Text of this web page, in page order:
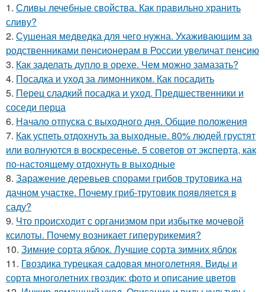
1. Сливы лечебные свойства. Как правильно хранить
сливу?
2. Сушеная медведка для чего нужна. Ухаживающим за
родственниками пенсионерам в России увеличат пенсию
3. Как заделать дупло в орехе. Чем можно замазать?
4. Посадка и уход за лимонником. Как посадить
5. Перец сладкий посадка и уход. Предшественники и
соседи перца
6. Начало отпуска с выходного дня. Общие положения
7. Как успеть отдохнуть за выходные. 80% людей грустят
или волнуются в воскресенье. 5 советов от эксперта, как
по-настоящему отдохнуть в выходные
8. Заражение деревьев спорами грибов трутовика на
дачном участке. Почему гриб-трутовик появляется в
саду?
9. Что происходит с организмом при избытке мочевой
ксилоты. Почему возникает гиперурикемия?
10. Зимние сорта яблок. Лучшие сорта зимних яблок
11. Гвоздика турецкая садовая многолетняя. Виды и
сорта многолетних гвоздик: фото и описание цветов